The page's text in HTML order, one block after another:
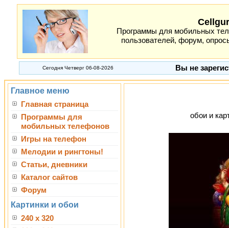
Программы для мобильных
пользователей, форум,
Сегодня Четверг 06-08-2026 Вы не
Главное меню
Главная страница
Программы для
мобильных телефонов
Игры на телефон
Мелодии и рингтоны!
Статьи, дневники
Каталог сайтов
Форум
Картинки и обои
240 x 320
обои и